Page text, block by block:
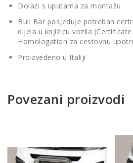
Dolazi s uputama za montažu
Bull Bar posjeduje potreban
dijela u knjižicu vozila
Homologation za cestovnu
Proizvedeno u Italiji
Povezani proizvodi